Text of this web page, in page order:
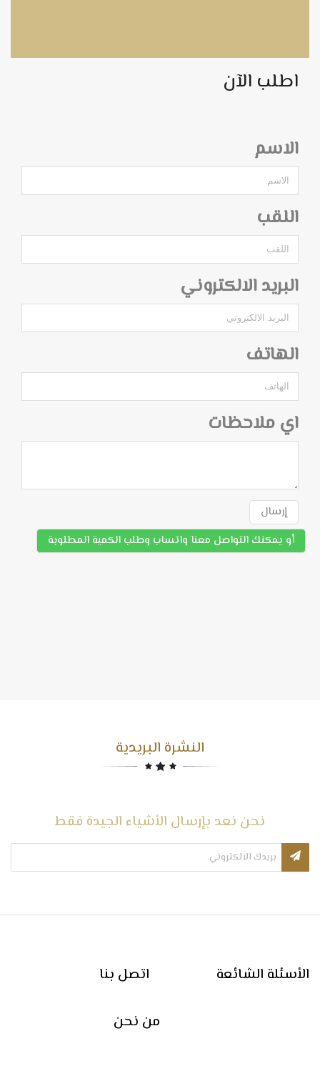
اطلب الآن
الاسم
اللقب
البريد الالكتروني
الهاتف
اي ملاحظات
إرسال
أو يمكنك التواصل معنا واتساب وطلب الكمية المطلوبة
النشرة البريدية
نحن نعد بإرسال الأشياء الجيدة فقط
اتصل بنا الأسئلة الشائعة
من نحن